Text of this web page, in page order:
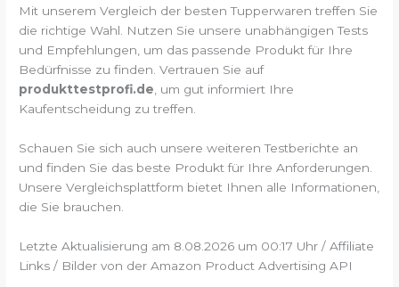
Mit unserem Vergleich der besten Tupperwaren treffen Sie
die richtige Wahl. Nutzen Sie unsere unabhängigen Tests
und Empfehlungen, um das passende Produkt für Ihre
Bedürfnisse zu finden. Vertrauen Sie auf
produkttestprofi.de, um gut informiert Ihre
Kaufentscheidung zu treffen.
Schauen Sie sich auch unsere weiteren Testberichte an
und finden Sie das beste Produkt für Ihre Anforderungen.
Unsere Vergleichsplattform bietet Ihnen alle Informationen,
die Sie brauchen.
Letzte Aktualisierung am 8.08.2026 um 00:17 Uhr / Affiliate
Links / Bilder von der Amazon Product Advertising API